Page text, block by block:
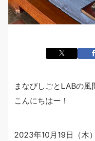
まなびしごとLABの風
こんにちはー！
2023年10月19日（木）